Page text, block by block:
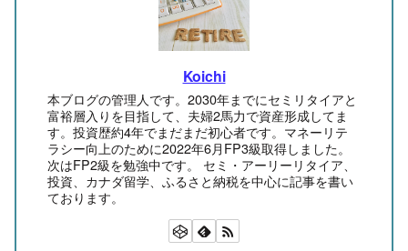
Koichi
本ブログの管理人です。2030年までにセミリタイアと
富裕層入りを目指して、夫婦2馬力で資産形成してま
す。投資歴約4年でまだまだ初心者です。マネーリテ
ラシー向上のために2022年6月FP3級取得しました。
次はFP2級を勉強中です。 セミ・アーリーリタイア、
投資、カナダ留学、ふるさと納税を中心に記事を書い
ております。